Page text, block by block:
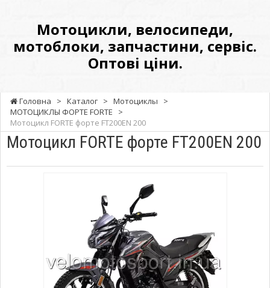
Оптові
ціни.
Мотоцикли, велосипеди,
мотоблоки, запчастини, сервіс.
Оптові ціни.
Головна > Каталог > Мотоциклы
>
МОТОЦИКЛЫ ФОРТЕ FORTE
>
Мотоцикл FORTE форте FT200EN 200
Мотоцикл FORTE форте FT200EN 200